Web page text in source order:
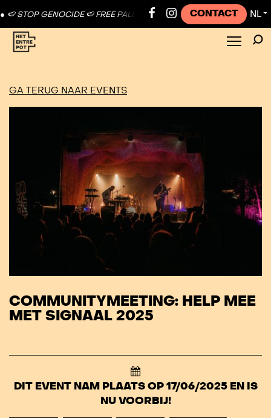
STOP GENOCIDE 🍉 FREE PALESTINE ● 🍉 STOP GENOCIDE 🍉 FREE
CONTACT NL ▼
GA TERUG NAAR EVENTS
COMMUNITYMEETING: HELP MEE
MET SIGNAAL 2025
DIT EVENT NAM PLAATS OP 17/06/2025 EN IS
NU VOORBIJ!